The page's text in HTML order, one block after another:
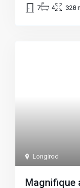
7 4 328
Longirod
Magnifique